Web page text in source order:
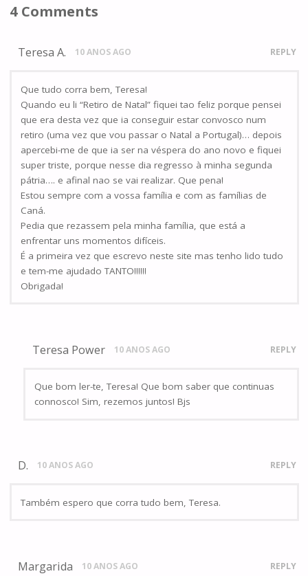
4 Comments
Teresa A. 10 ANOS AGO REPLY
Que tudo corra bem, Teresa!
Quando eu li “Retiro de Natal” fiquei tao feliz porque pensei
que era desta vez que ia conseguir estar convosco num
retiro (uma vez que vou passar o Natal a Portugal)… depois
apercebi-me de que ia ser na véspera do ano novo e fiquei
super triste, porque nesse dia regresso à minha segunda
pátria…. e afinal nao se vai realizar. Que pena!
Estou sempre com a vossa família e com as famílias de
Caná.
Pedia que rezassem pela minha família, que está a
enfrentar uns momentos difíceis.
É a primeira vez que escrevo neste site mas tenho lido tudo
e tem-me ajudado TANTO!!!!!!
Obrigada!
Teresa Power 10 ANOS AGO REPLY
Que bom ler-te, Teresa! Que bom saber que continuas
connosco! Sim, rezemos juntos! Bjs
D. 10 ANOS AGO REPLY
Também espero que corra tudo bem, Teresa.
Margarida 10 ANOS AGO REPLY